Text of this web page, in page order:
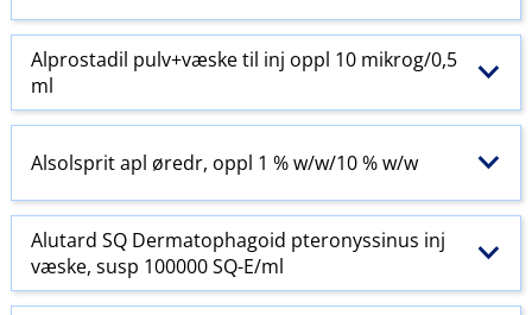
Alprostadil pulv+væske til inj oppl 10 mikrog/0,5
ml
Alsolsprit apl øredr, oppl 1 % w​/​w​/​10 % w​/​w
Alutard SQ Dermatophagoid pteronyssinus inj
væske, susp 100000 SQ-E​/​ml